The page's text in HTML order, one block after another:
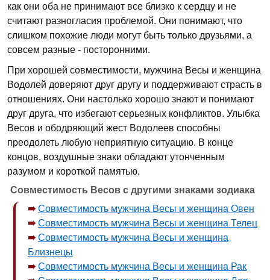
как они оба не принимают все близко к сердцу и не
считают разногласия проблемой. Они понимают, что
слишком похожие люди могут быть только друзьями, а
совсем разные - посторонними.
При хорошей совместимости, мужчина Весы и женщина
Водолей доверяют друг другу и поддерживают страсть в
отношениях. Они настолько хорошо знают и понимают
друг друга, что избегают серьезных конфликтов. Улыбка
Весов и ободряющий жест Водолеев способны
преодолеть любую неприятную ситуацию. В конце
концов, воздушные знаки обладают утонченным
разумом и короткой памятью.
Совместимость Весов с другими знаками зодиака
Совместимость мужчина Весы и женщина Овен
Совместимость мужчина Весы и женщина Телец
Совместимость мужчина Весы и женщина
Близнецы
Совместимость мужчина Весы и женщина Рак